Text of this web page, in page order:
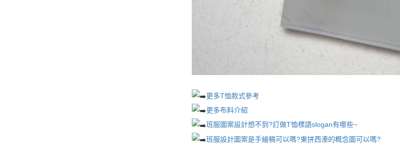
更多T恤款式參考
更多布料介紹
班服圖案設計想不到?訂做T恤標語slogan有哪些~
班服設計圖案是手繪稿可以嗎?東拼西湊的概念圖可以嗎?